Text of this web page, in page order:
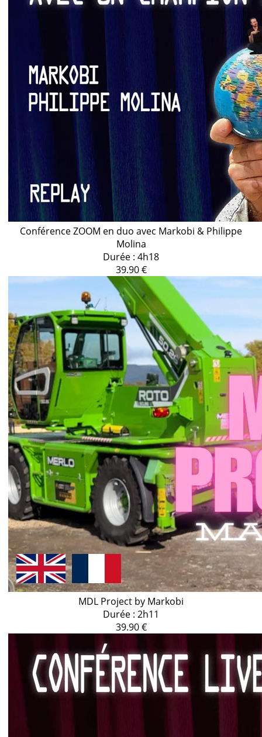
Conférence ZOOM en duo avec Markobi & Philippe
Molina
Durée : 4h18
39.90 €
MDL Project by Markobi
Durée : 2h11
39.90 €